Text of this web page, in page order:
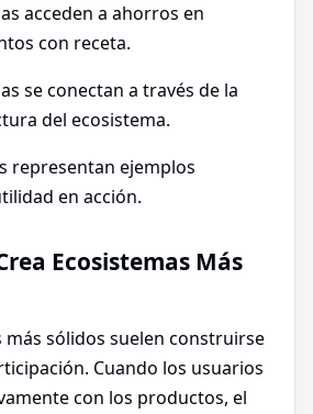
acceden a ahorros en
con receta.
se conectan a través de la
del ecosistema.
representan ejemplos
en acción.
Ecosistemas Más
más sólidos suelen construirse
Cuando los usuarios
con los productos, el